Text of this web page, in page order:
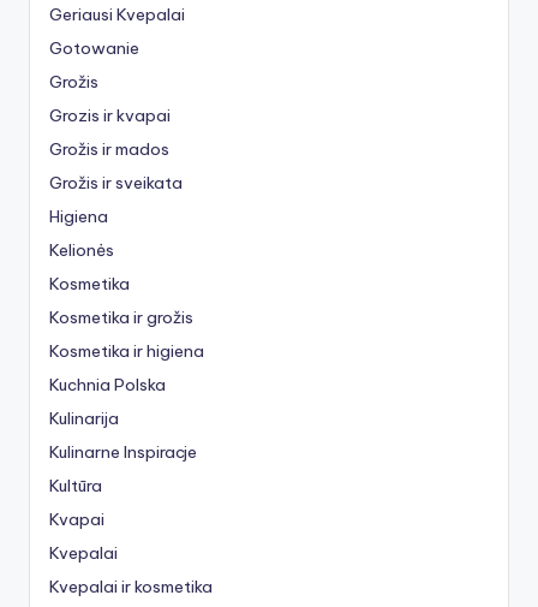
Geriausi Kvepalai
Gotowanie
Grožis
Grozis ir kvapai
Grožis ir mados
Grožis ir sveikata
Higiena
Kelionės
Kosmetika
Kosmetika ir grožis
Kosmetika ir higiena
Kuchnia Polska
Kulinarija
Kulinarne Inspiracje
Kultūra
Kvapai
Kvepalai
Kvepalai ir kosmetika